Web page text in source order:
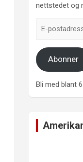
nettstedet og
postadresse
Abonner
Bli med blant